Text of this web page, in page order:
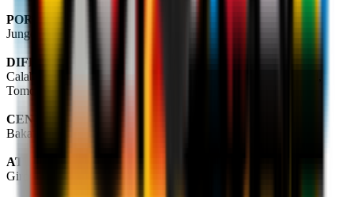
PORTIERI
Jungdal, Mirante, Tătărușanu.
DIFENSORI
Calabria, Conti, Gabbia, Hernández, Kalulu, Kjær, Romagnoli,
Tomori.
CENTROCAMPISTI
Bakayoko, Bennacer, Kessie, Krunić, Saelemaekers, Tonali.
ATTACCANTI
Giroud, Ibrahimović, Leão, Maldini, Pellegri.